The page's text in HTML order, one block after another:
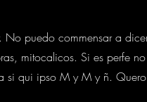
puedo commensar a
mitocalicos. Si es perfe
si qui ipso M y M y ñ.